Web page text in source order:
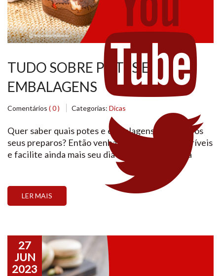
TUDO SOBRE POTES E
EMBALAGENS
Comentários ( 0 ) Categorias: Dicas
Quer saber quais potes e embalagens usar para os
seus preparos? Então venha ver essas dicas incríveis
e facilite ainda mais seu dia a dia na confeitaria
LER MAIS
27
JUN
2023